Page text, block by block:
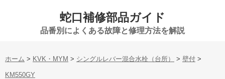
蛇口補修部品ガイド
品番別によくある故障と修理方法を解説
ホーム > KVK・MYM > シングルレバー混合水栓（台所） > 壁付 >
KM550GY